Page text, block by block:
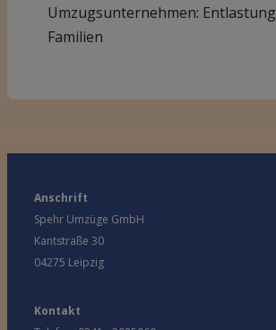
Umzugsunternehmen:
Familien
Anschrift
Spehr Umzüge GmbH
Kantstraße 30
04275 Leipzig
Kontakt